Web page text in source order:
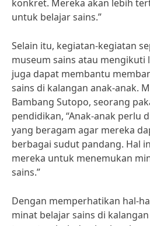
konkret. Mereka akan lebih
untuk belajar sains.”
Selain itu, kegiatan-kegiatan
museum sains atau mengikuti
juga dapat membantu
sains di kalangan anak-anak.
Bambang Sutopo, seorang
pendidikan, “Anak-anak perlu
yang beragam agar mereka
berbagai sudut pandang. Hal
mereka untuk menemukan
sains.”
Dengan memperhatikan hal-
minat belajar sains di